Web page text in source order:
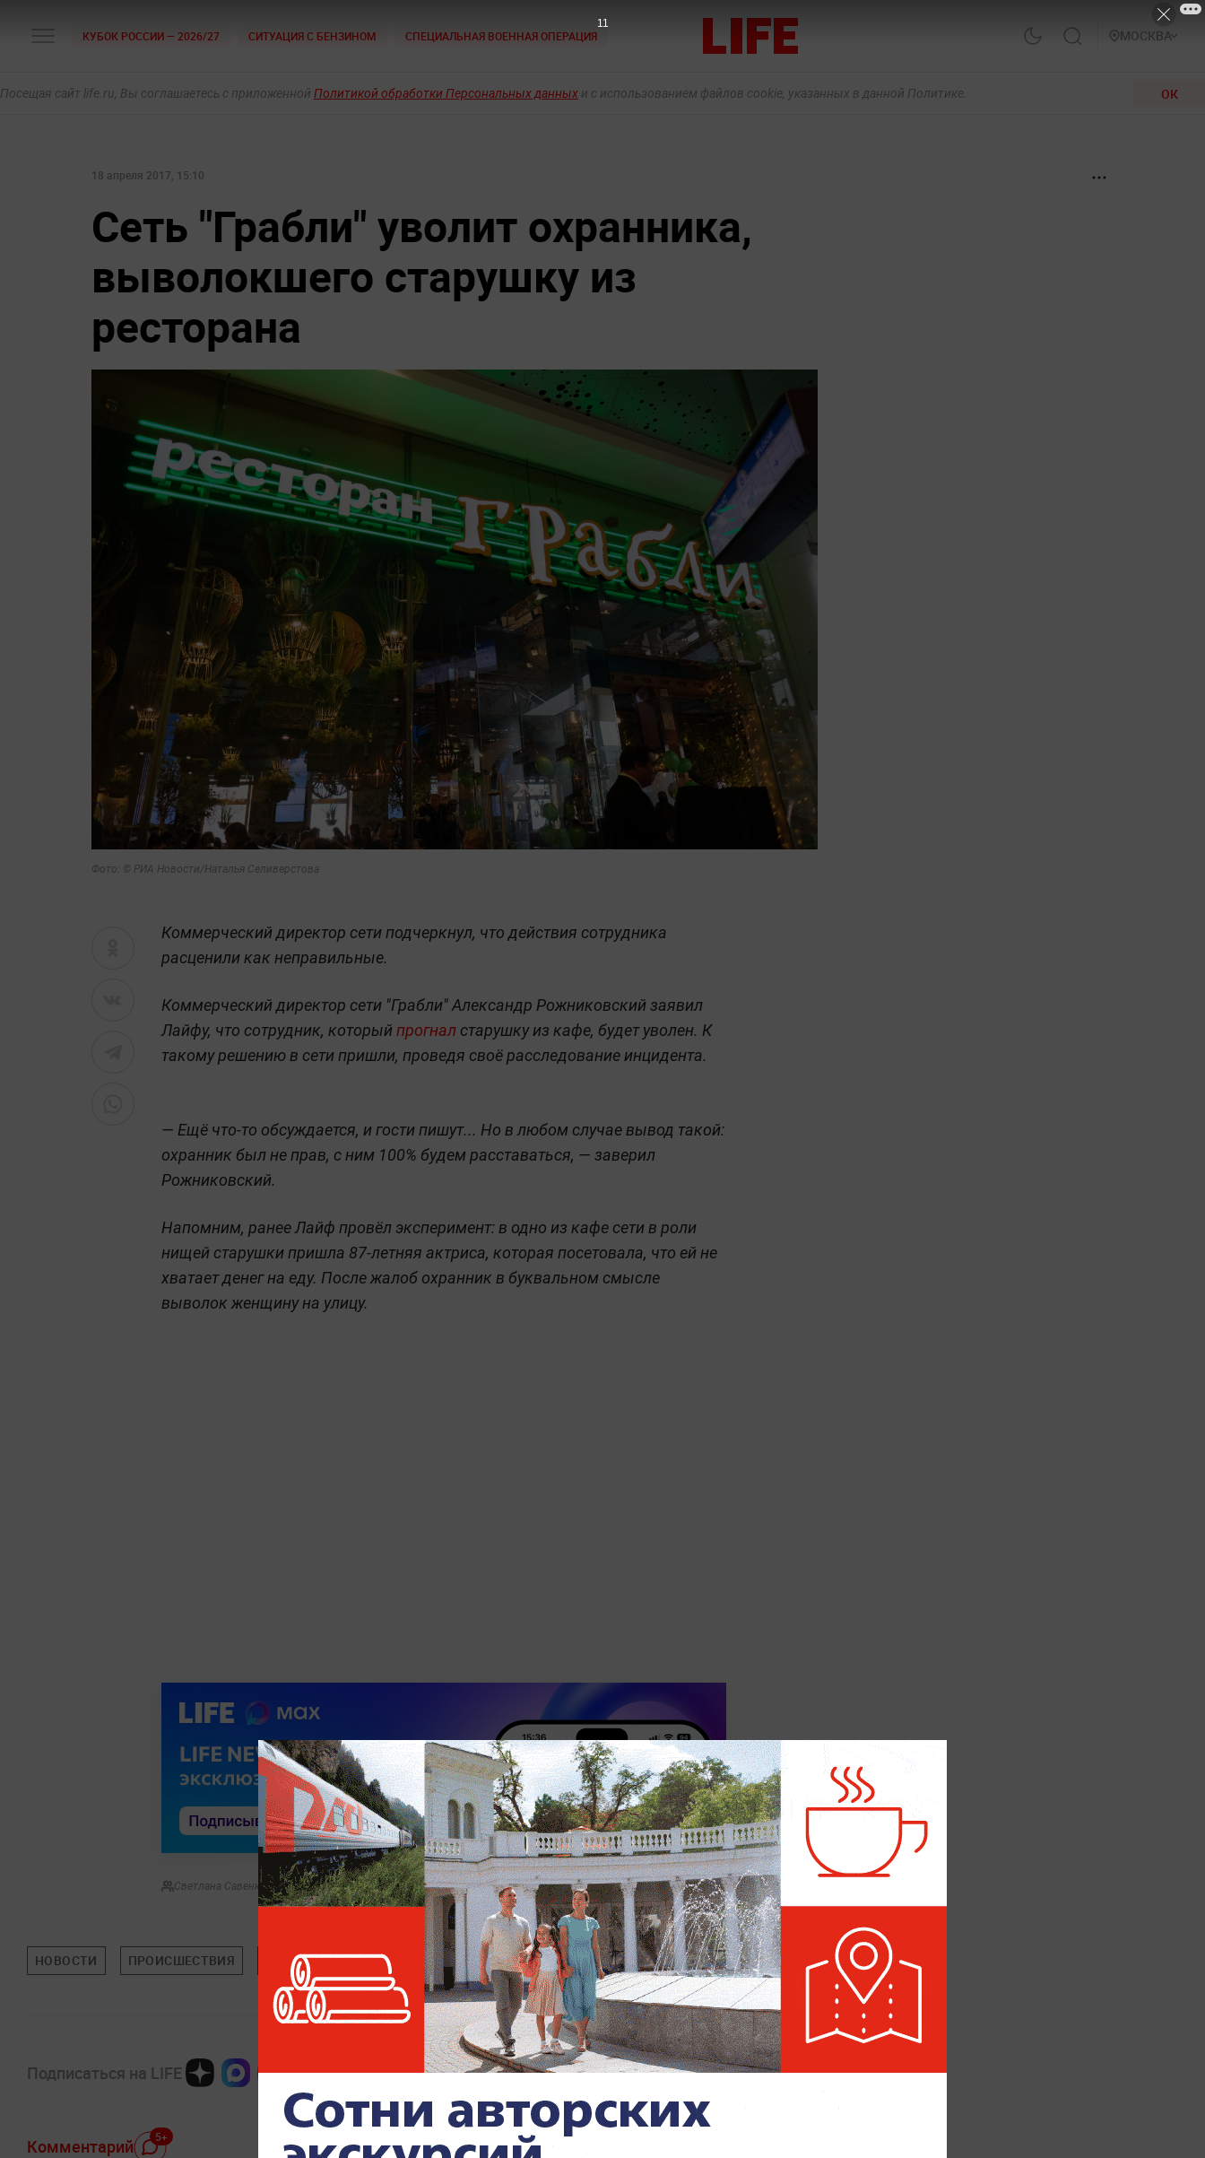
КУБОК РОССИИ — 2026/27 СИТУАЦИЯ С БЕНЗИНОМ СПЕЦИАЛЬНАЯ ВОЕННАЯ ОПЕРАЦИЯ МОСКВА
Посещая сайт life.ru, Вы соглашаетесь с приложенной Политикой обработки Персональных данных и с использованием файлов cookie, указанных в данной Политике. ОК
18 апреля 2017, 15:10
Сеть "Грабли" уволит охранника,
выволокшего старушку из
ресторана
Фото: © РИА Новости/Наталья Селиверстова
Коммерческий директор сети подчеркнул, что действия сотрудника
расценили как неправильные.
Коммерческий директор сети "Грабли" Александр Рожниковский заявил
Лайфу, что сотрудник, которыйпрогнал старушку из кафе, будет уволен. К
такому решению в сети пришли, проведя своё расследование инцидента.
— Ещё что-то обсуждается, и гости пишут... Но в любом случае вывод такой:
охранник был не прав, с ним 100% будем расставаться, — заверил
Рожниковский.
Напомним, ранее Лайф провёл эксперимент: в одно из кафе сети в роли
нищей старушки пришла 87-летняя актриса, которая посетовала, что ей не
хватает денег на еду. После жалоб охранник в буквальном смысле
выволок женщину на улицу.
Светлана Савенкова
НОВОСТИ ПРОИСШЕСТВИЯ МОСКВА
Подписаться на LIFE
Комментарий 5+
9